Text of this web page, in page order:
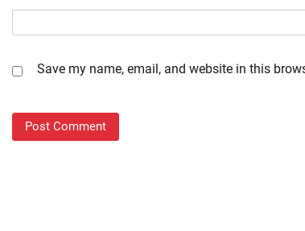
Save my name, email, and website in this